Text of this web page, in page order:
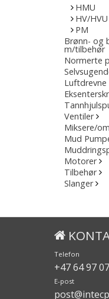
HMU
HV/HVU
PM
Brønn- og
m/tilbehør
Normerte
Ventiler
Miksere/
Mud
Motorer
Tilbehør
Slanger
Telefon
+47 64 97
E-post